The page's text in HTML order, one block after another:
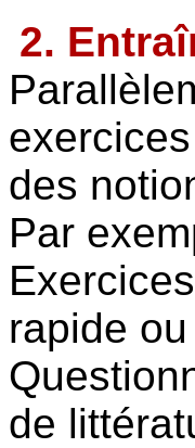
2.
des
Par
rapide
de